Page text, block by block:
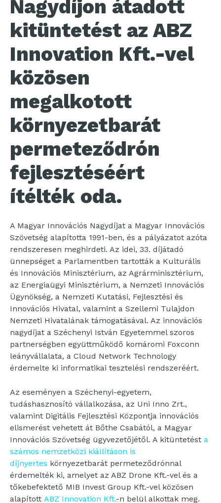
Nagydíjon átadott
kitüntetést az ABZ
Innovation Kft.-vel
közösen
megalkotott
környezetbarát
permeteződrón
fejlesztéséért
ítélték oda.
A Magyar Innovációs Nagydíjat a Magyar Innovációs
Szövetség alapította 1991-ben, és a pályázatot azóta
rendszeresen meghirdeti. Az idei, 33. díjátadó
ünnepséget a Parlamentben tartották a Kulturális
és Innovációs Minisztérium, az Agrárminisztérium,
az Energiaügyi Minisztérium, a Nemzeti Innovációs
Ügynökség, a Nemzeti Kutatási, Fejlesztési és
Innovációs Hivatal, valamint a Szellemi Tulajdon
Nemzeti Hivatalának támogatásával. Az innovációs
nagydíjat a Széchenyi István Egyetemmel szoros
partnerségben együttműködő komáromi Foxconn
leányvállalata, a Cloud Network Technology
érdemelte ki informatikai tesztelési rendszeréért.
Az eseményen a Széchenyi-egyetem,
tudáshasznosító vállalkozása, az Uni Inno Zrt.,
valamint Digitális Fejlesztési Központja innovációs
elismerést vehetett át Bőthe Csabától, a Magyar
Innovációs Szövetség ügyvezetőjétől. A kitüntetést a
számos nemzetközi kiállításon is
díjnyertes környezetbarát permeteződrónnal
érdemelték ki, amelyet az ABZ Drone Kft.-vel és a
tőkebefektető MIB Invest Group Kft.-vel közösen
alapított ABZ Innovation Kft.-n belül alkottak meg.